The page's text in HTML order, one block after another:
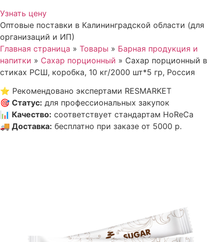
Узнать цену
Оптовые поставки в Калининградской области (для
организаций и ИП)
Главная страница » Товары » Барная продукция и
напитки » Сахар порционный » Сахар порционный в
стиках РСШ, коробка, 10 кг/2000 шт*5 гр, Россия
⭐ Рекомендовано экспертами RESMARKET
🎯 Статус: для профессиональных закупок
📊 Качество: соответствует стандартам HoReCa
🚚 Доставка: бесплатно при заказе от 5000 р.